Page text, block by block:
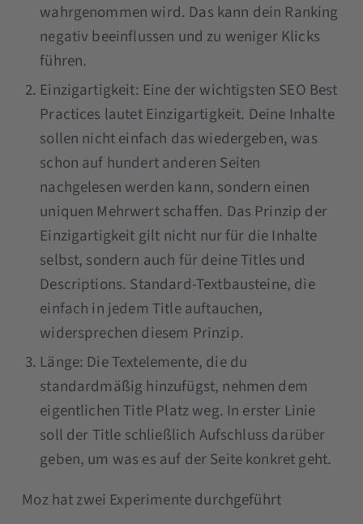
wahrgenommen wird. Das kann dein Ranking
negativ beeinflussen und zu weniger Klicks
führen.
Einzigartigkeit: Eine der wichtigsten SEO Best
Practices lautet Einzigartigkeit. Deine Inhalte
sollen nicht einfach das wiedergeben, was
schon auf hundert anderen Seiten
nachgelesen werden kann, sondern einen
uniquen Mehrwert schaffen. Das Prinzip der
Einzigartigkeit gilt nicht nur für die Inhalte
selbst, sondern auch für deine Titles und
Descriptions. Standard-Textbausteine, die
einfach in jedem Title auftauchen,
widersprechen diesem Prinzip.
Länge: Die Textelemente, die du
standardmäßig hinzufügst, nehmen dem
eigentlichen Title Platz weg. In erster Linie
soll der Title schließlich Aufschluss darüber
geben, um was es auf der Seite konkret geht.
Moz hat zwei Experimente durchgeführt